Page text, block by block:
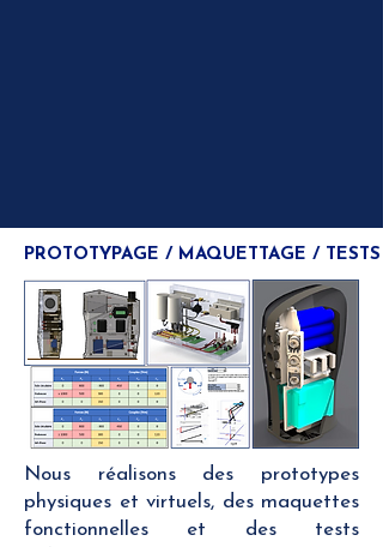
​PROTOTYPAGE / MAQUETTAGE / TESTS
Nous réalisons des prototypes
physiques et virtuels, des maquettes
fonctionnelles et des tests